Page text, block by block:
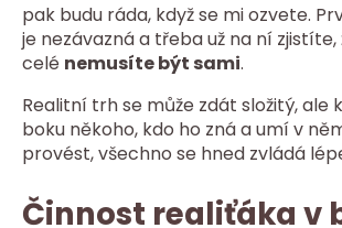
pak budu ráda, když se mi ozvete.
je nezávazná a třeba už na ní zjistíte,
celé nemusíte být sami.
Realitní trh se může zdát složitý, ale
boku někoho, kdo ho zná a umí v
provést, všechno se hned zvládá
Činnost realiťáka v